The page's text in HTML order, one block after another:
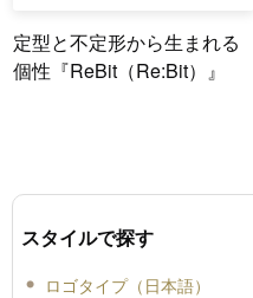
定型と不定形から生まれる
個性『ReBit（Re:Bit）』
スタイルで探す
ロゴタイプ（日本語）